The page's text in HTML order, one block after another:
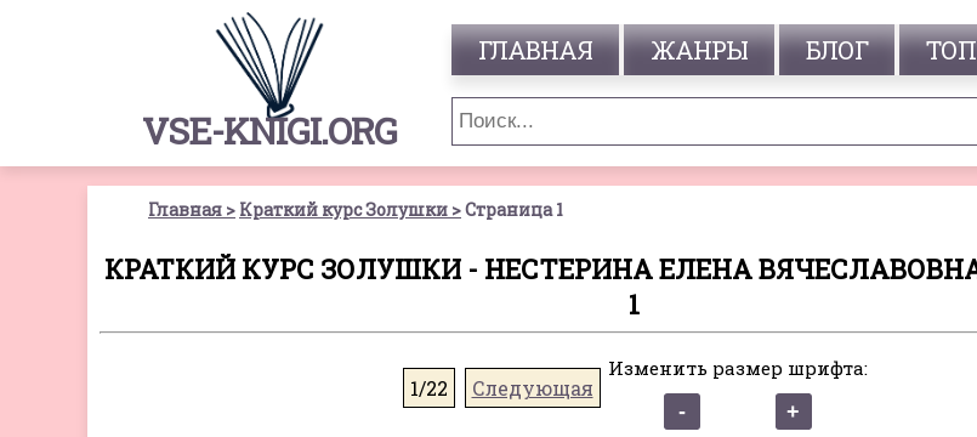
VSE-KNIGI.ORG
ГЛАВНАЯ ЖАНРЫ БЛОГ ТОП
Главная Краткий курс Золушки Страница 1
КРАТКИЙ КУРС ЗОЛУШКИ - НЕСТЕРИНА ЕЛЕНА
1
1/22 Следующая
Изменить размер шрифта: